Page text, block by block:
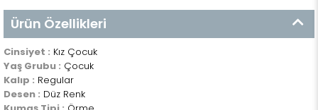
Ürün Özellikleri
Cinsiyet : Kız Çocuk
Yaş Grubu : Çocuk
Kalıp : Regular
Desen : Düz Renk